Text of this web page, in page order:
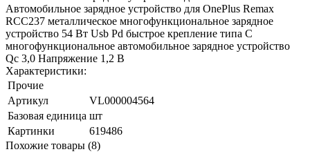
Автомобильное зарядное устройство для OnePlus Remax
RCC237 металлическое многофункциональное зарядное
устройство 54 Вт Usb Pd быстрое крепление типа C
многофункциональное автомобильное зарядное устройство
Qc 3,0 Напряжение 1,2 В
Характеристики:
Прочие
Артикул
VL000004564
Базовая единица шт
Картинки
619486
Похожие товары (8)